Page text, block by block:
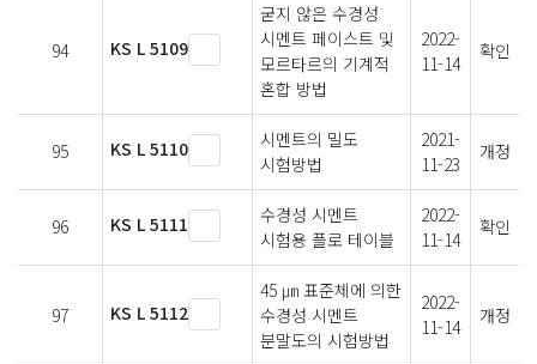
94 KS L 5109
굳지 않은 수경성
시멘트 페이스트 및
모르타르의 기계적
혼합 방법
2022-
11-14
확인
95 KS L 5110
시멘트의 밀도
시험방법
2021-
11-23
개정
96 KS L 5111
수경성 시멘트
시험용 플로 테이블
2022-
11-14
확인
97 KS L 5112
45 ㎛ 표준체에 의한
수경성 시멘트
분말도의 시험방법
2022-
11-14
개정